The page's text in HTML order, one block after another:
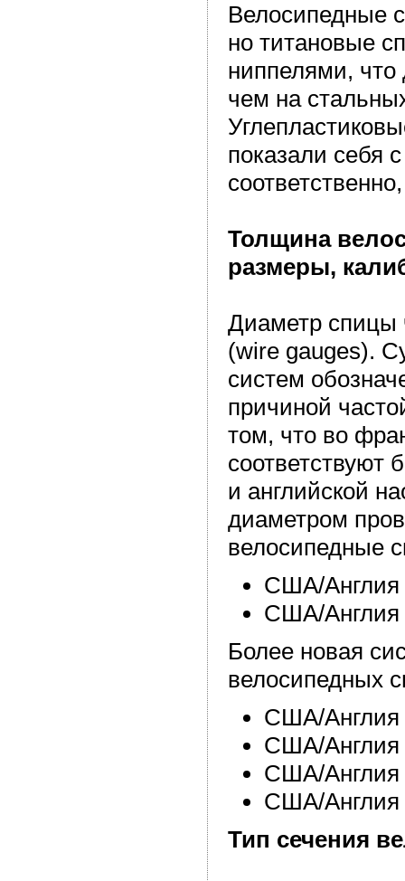
Велосипедные
но титановые
ниппелями, что
чем на
показали себя
Толщина
размеры,
Диаметр спицы
(wire gauges).
систем
причиной
том, что во
соответствуют
и английской
диаметром
велосипедные
США/Англия
США/Англия
Более новая
велосипедных
США/Англия
США/Англия
США/Англия
США/Англия
Тип сечения